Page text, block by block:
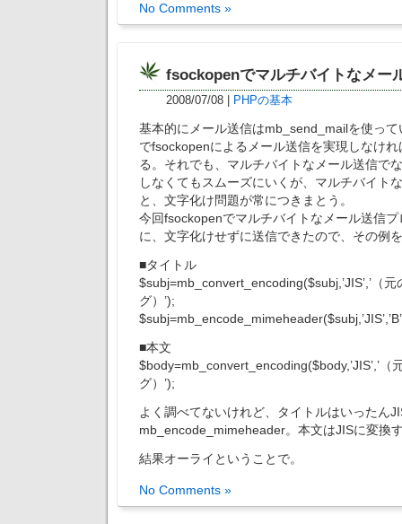
No Comments »
fsockopenでマルチバイトなメー
2008/07/08 PHPの基本
基本的にメール送信はmb_send_mailを使っ
でfsockopenによるメール送信を実現しなけ
る。それでも、マルチバイトなメール送信で
しなくてもスムーズにいくが、マルチバイト
と、文字化け問題が常につきまとう。
今回fsockopenでマルチバイトなメール送信
に、文字化けせずに送信できたので、その例
■タイトル
$subj=mb_convert_encoding($subj,’JIS’,’（
グ）’);
■本文
$body=mb_convert_encoding($body,’JIS’,’（
グ）’);
よく調べてないけれど、タイトルはいったん
mb_encode_mimeheader。本文はJISに変換
結果オーライということで。
No Comments »